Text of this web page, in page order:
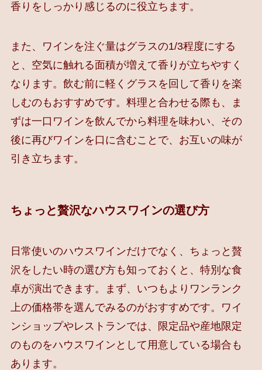
香りをしっかり感じるのに役立ちます。
また、ワインを注ぐ量はグラスの1/3程度にする
と、空気に触れる面積が増えて香りが立ちやすく
なります。飲む前に軽くグラスを回して香りを楽
しむのもおすすめです。料理と合わせる際も、ま
ずは一口ワインを飲んでから料理を味わい、その
後に再びワインを口に含むことで、お互いの味が
引き立ちます。
ちょっと贅沢なハウスワインの選び方
日常使いのハウスワインだけでなく、ちょっと贅
沢をしたい時の選び方も知っておくと、特別な食
卓が演出できます。まず、いつもよりワンランク
上の価格帯を選んでみるのがおすすめです。ワイ
ンショップやレストランでは、限定品や産地限定
のものをハウスワインとして用意している場合も
あります。